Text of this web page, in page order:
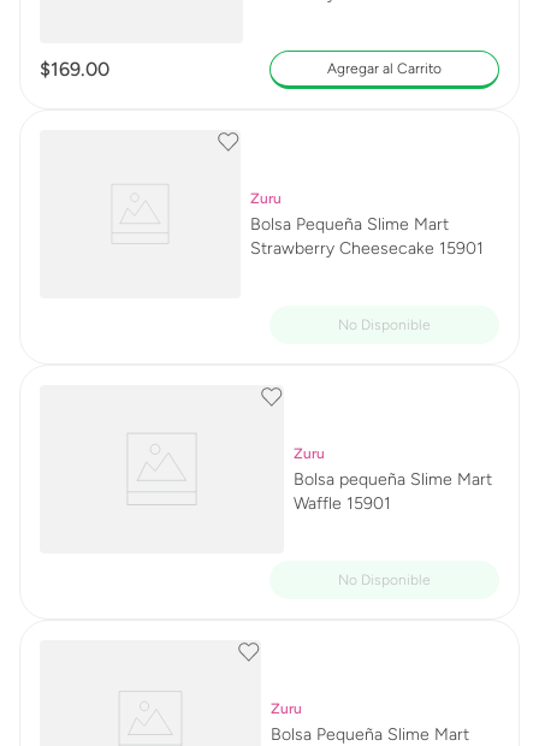
$169.00 Agregar al Carrito
Zuru
Bolsa Pequeña Slime Mart
Strawberry Cheesecake 15901
Zuru
Bolsa pequeña Slime Mart
Waffle 15901
Zuru
Bolsa Pequeña Slime Mart